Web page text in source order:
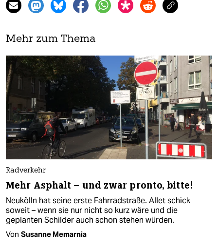
Mehr zum Thema
Radverkehr
Mehr Asphalt – und zwar pronto, bitte!
Neukölln hat seine erste Fahrradstraße. Allet schick
soweit – wenn sie nur nicht so kurz wäre und die
geplanten Schilder auch schon stehen würden.
Von Susanne Memarnia